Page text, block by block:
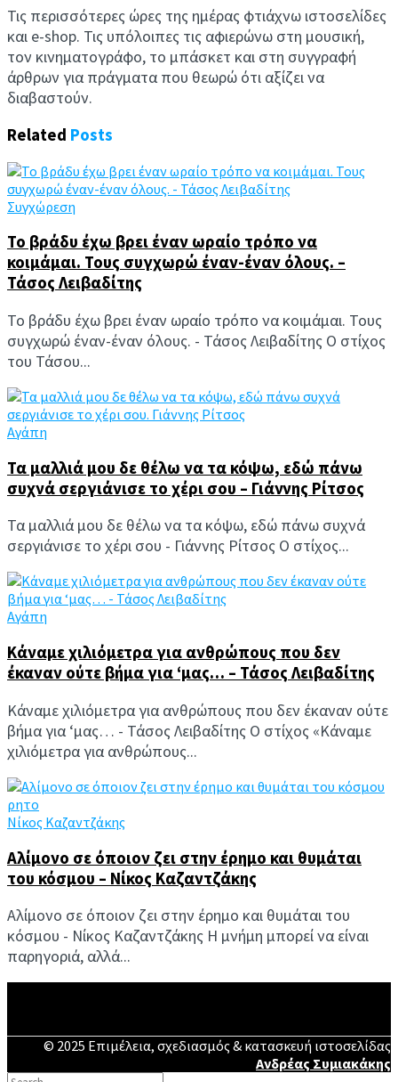
Τις περισσότερες ώρες της ημέρας φτιάχνω ιστοσελίδες
και e-shop. Τις υπόλοιπες τις αφιερώνω στη μουσική,
τον κινηματογράφο, το μπάσκετ και στη συγγραφή
άρθρων για πράγματα που θεωρώ ότι αξίζει να
διαβαστούν.
Related Posts
Συγχώρεση
Το βράδυ έχω βρει έναν ωραίο τρόπο να
κοιμάμαι. Τους συγχωρώ έναν-έναν όλους. –
Τάσος Λειβαδίτης
Το βράδυ έχω βρει έναν ωραίο τρόπο να κοιμάμαι. Τους
συγχωρώ έναν-έναν όλους. - Τάσος Λειβαδίτης Ο στίχος
του Τάσου...
Αγάπη
Τα μαλλιά μου δε θέλω να τα κόψω, εδώ πάνω
συχνά σεργιάνισε το χέρι σου – Γιάννης Ρίτσος
Τα μαλλιά μου δε θέλω να τα κόψω, εδώ πάνω συχνά
σεργιάνισε το χέρι σου - Γιάννης Ρίτσος Ο στίχος...
Αγάπη
Κάναμε χιλιόμετρα για ανθρώπους που δεν
έκαναν ούτε βήμα για ‘μας… – Τάσος Λειβαδίτης
Κάναμε χιλιόμετρα για ανθρώπους που δεν έκαναν ούτε
βήμα για ‘μας… - Τάσος Λειβαδίτης Ο στίχος «Κάναμε
χιλιόμετρα για ανθρώπους...
Νίκος Καζαντζάκης
Aλίμονο σε όποιον ζει στην έρημο και θυμάται
του κόσμου – Νίκος Καζαντζάκης
Aλίμονο σε όποιον ζει στην έρημο και θυμάται του
κόσμου - Νίκος Καζαντζάκης Η μνήμη μπορεί να είναι
παρηγοριά, αλλά...
© 2025 Επιμέλεια, σχεδιασμός & κατασκευή ιστοσελίδας
Ανδρέας Συμιακάκης